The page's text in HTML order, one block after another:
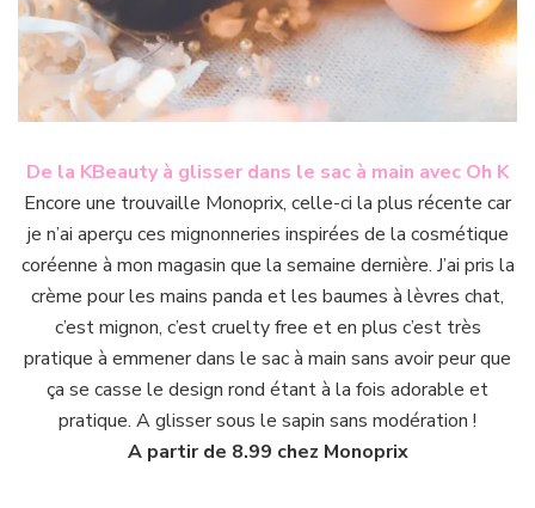
De la KBeauty à glisser dans le sac à main avec Oh K
Encore une trouvaille Monoprix, celle-ci la plus récente car
je n’ai aperçu ces mignonneries inspirées de la cosmétique
coréenne à mon magasin que la semaine dernière. J’ai pris la
crème pour les mains panda et les baumes à lèvres chat,
c’est mignon, c’est cruelty free et en plus c’est très
pratique à emmener dans le sac à main sans avoir peur que
ça se casse le design rond étant à la fois adorable et
pratique. A glisser sous le sapin sans modération !
A partir de 8.99 chez Monoprix